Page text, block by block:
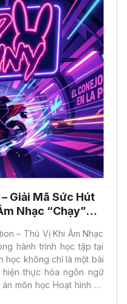
Giải Mã Sức Hút
Nhạc “Chạy”
– Thú Vị Khi Âm Nhạc
hành trình học tập tại
học không chỉ là một bài
thực hóa ngôn ngữ
môn học Hoạt hình cơ